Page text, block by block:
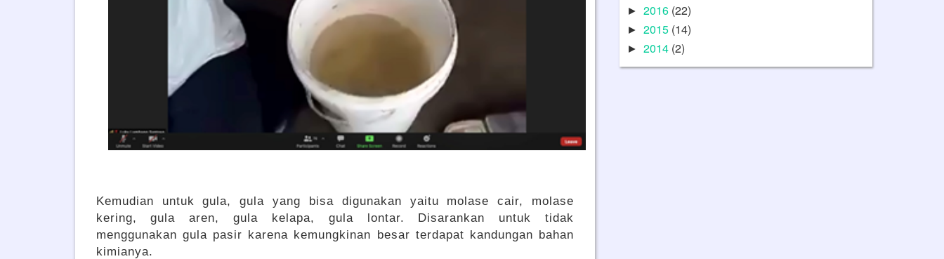
Kemudian untuk gula, gula yang bisa digunakan yaitu molase cair, molase
kering, gula aren, gula kelapa, gula lontar. Disarankan untuk tidak
menggunakan gula pasir karena kemungkinan besar terdapat kandungan bahan
kimianya.
► 2016 (22)
► 2015 (14)
► 2014 (2)